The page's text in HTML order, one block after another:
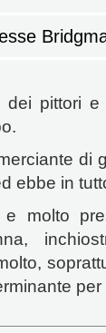
dei pittori e
di
ebbe in
molto
per